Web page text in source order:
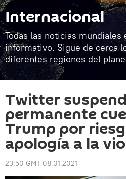
Internacional
Todas las noticias
informativo. Sigue de cerca
diferentes regiones del
Twitter
permanente
Trump por
apología a la
23:50 GMT 08.01.2021